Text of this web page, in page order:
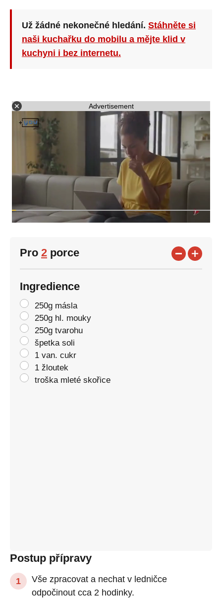
Už žádné nekonečné hledání. Stáhněte si
naši kuchařku do mobilu a mějte klid v
kuchyni i bez internetu.
Advertisement
Pro 2 porce
Ingredience
250g másla
250g hl. mouky
250g tvarohu
špetka soli
1 van. cukr
1 žloutek
troška mleté skořice
Postup přípravy
Vše zpracovat a nechat v ledničce
odpočinout cca 2 hodinky.